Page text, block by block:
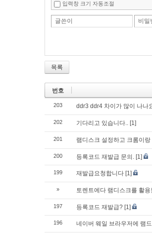
입력창 크기 자동조절
글쓴이 비밀
목록
번호
203 ddr3 ddr4 차이가 많이 나나
202 기다리고 있습니다.. [1]
201 램디스크 설정하고 크롬이
200 등록코드 재발급 문의. [1]
199 재발급요청합니다 [1]
» 토렌트에다 램디스크를 활용
197 등록코드 재발급? [1]
196 네이버 웨일 브라우저에 램